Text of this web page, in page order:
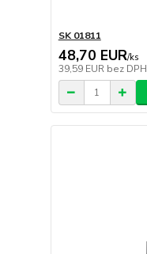
SK 01811
48,70 EUR/ks
39,59 EUR bez DPH